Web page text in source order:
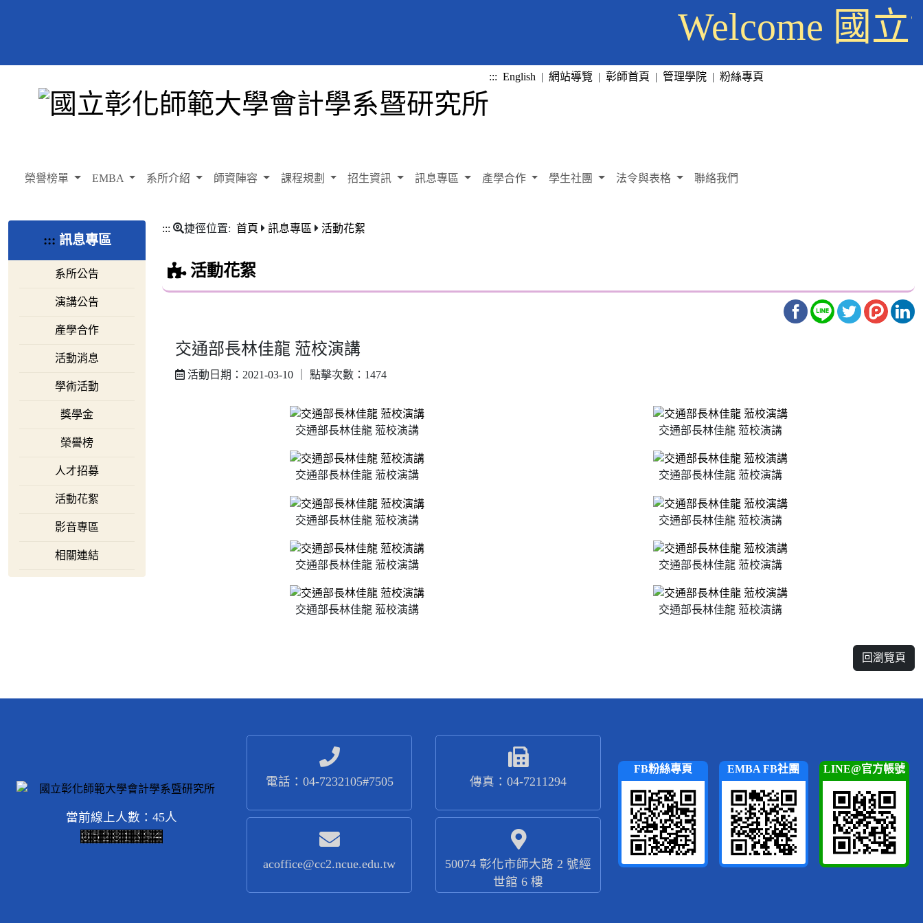
Welcome 國
::: English | 網站導覽 | 彰師首頁 | 管理學院 | 粉絲專頁
榮譽榜單 EMBA 系所介紹 師資陣容 課程規劃 招生資訊 訊息專區 產學合作 學生社團 法令與表格 聯絡我們
::: 訊息專區
系所公告
演講公告
產學合作
活動消息
學術活動
獎學金
榮譽榜
人才招募
活動花絮
影音專區
相關連結
::: 捷徑位置: 首頁 訊息專區 活動花絮
活動花絮
交通部長林佳龍 蒞校演講
活動日期：2021-03-10 ｜ 點擊次數：1474
交通部長林佳龍 蒞校演講 交通部長林佳龍 蒞校演講
交通部長林佳龍 蒞校演講 交通部長林佳龍 蒞校演講
交通部長林佳龍 蒞校演講 交通部長林佳龍 蒞校演講
交通部長林佳龍 蒞校演講 交通部長林佳龍 蒞校演講
交通部長林佳龍 蒞校演講 交通部長林佳龍 蒞校演講
回瀏覽頁
當前線上人數：45人
電話：04-7232105#7505 傳真：04-7211294
acoffice@cc2.ncue.edu.tw
50074 彰化市師大路 2 號經
世館 6 樓
FB粉絲專頁 EMBA FB社團 LINE@官方帳號